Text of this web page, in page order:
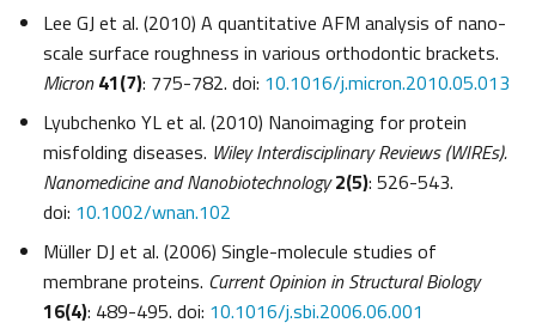
Lee GJ et al. (2010) A quantitative AFM analysis of nano-
scale surface roughness in various orthodontic brackets.
Micron 41(7): 775-782. doi: 10.1016/j.micron.2010.05.013
Lyubchenko YL et al. (2010) Nanoimaging for protein
misfolding diseases. Wiley Interdisciplinary Reviews (WIREs).
Nanomedicine and Nanobiotechnology 2(5): 526-543.
doi: 10.1002/wnan.102
Müller DJ et al. (2006) Single-molecule studies of
membrane proteins. Current Opinion in Structural Biology
16(4): 489-495. doi: 10.1016/j.sbi.2006.06.001